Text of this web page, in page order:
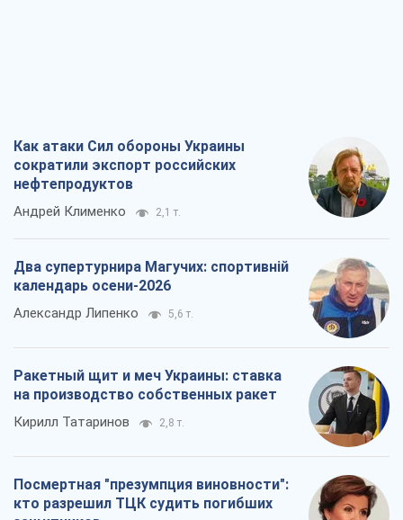
Как атаки Сил обороны Украины
сократили экспорт российских
нефтепродуктов
Андрей Клименко 2,1 т.
Два супертурнира Магучих: спортивній
календарь осени-2026
Александр Липенко 5,6 т.
Ракетный щит и меч Украины: ставка
на производство собственных ракет
Кирилл Татаринов 2,8 т.
Посмертная "презумпция виновности":
кто разрешил ТЦК судить погибших